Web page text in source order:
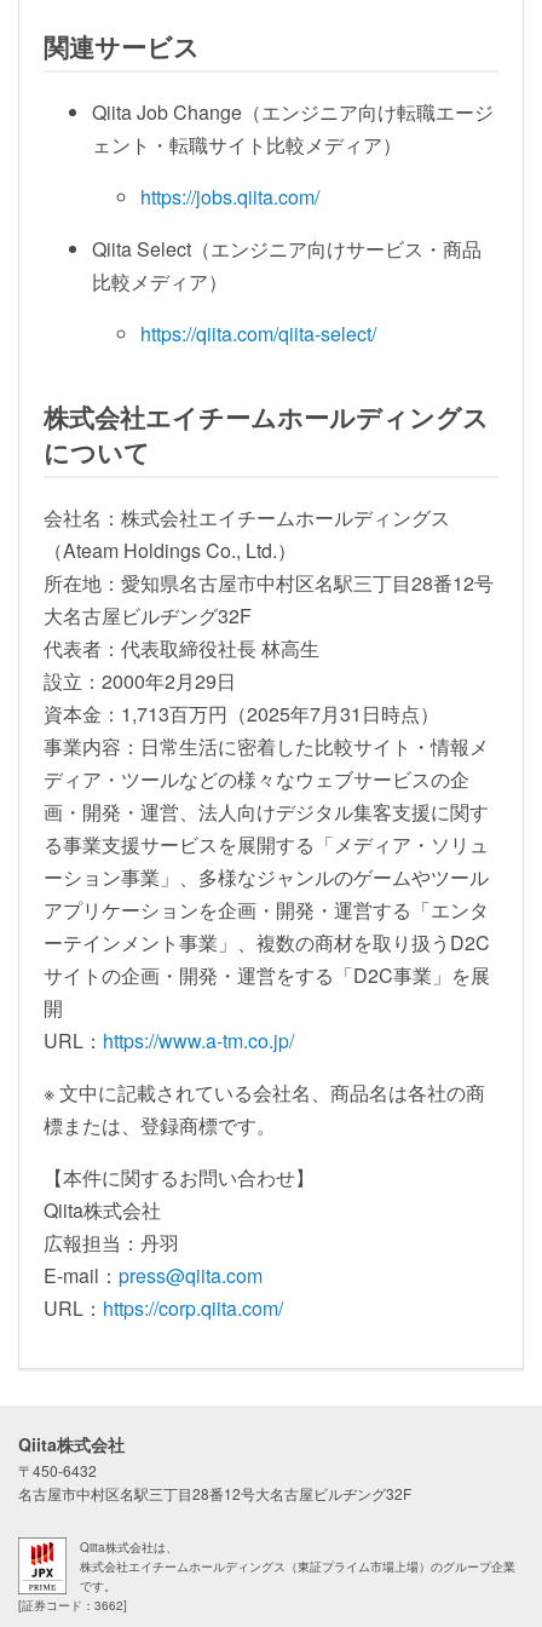
関連サービス
Qiita Job Change（エンジニア向け転職エージ
ェント・転職サイト比較メディア）
https://jobs.qiita.com/
Qiita Select（エンジニア向けサービス・商品
比較メディア）
https://qiita.com/qiita-select/
株式会社エイチームホールディングス
について
会社名：株式会社エイチームホールディングス
（Ateam Holdings Co., Ltd.）
所在地：愛知県名古屋市中村区名駅三丁目28番12号
大名古屋ビルヂング32F
代表者：代表取締役社長 林高生
設立：2000年2月29日
資本金：1,713百万円（2025年7月31日時点）
事業内容：日常生活に密着した比較サイト・情報メ
ディア・ツールなどの様々なウェブサービスの企
画・開発・運営、法人向けデジタル集客支援に関す
る事業支援サービスを展開する「メディア・ソリュ
ーション事業」、多様なジャンルのゲームやツール
アプリケーションを企画・開発・運営する「エンタ
ーテインメント事業」、複数の商材を取り扱うD2C
サイトの企画・開発・運営をする「D2C事業」を展
開
URL： https://www.a-tm.co.jp/
※ 文中に記載されている会社名、商品名は各社の商
標または、登録商標です。
【本件に関するお問い合わせ】
Qiita株式会社
広報担当：丹羽
E-mail： press@qiita.com
URL： https://corp.qiita.com/
Qiita株式会社
〒450-6432
名古屋市中村区名駅三丁目28番12号大名古屋ビルヂング32F
Qiita株式会社は、
株式会社エイチームホールディングス（東証プライム市場上場）のグループ企業
です。
[証券コード：3662]